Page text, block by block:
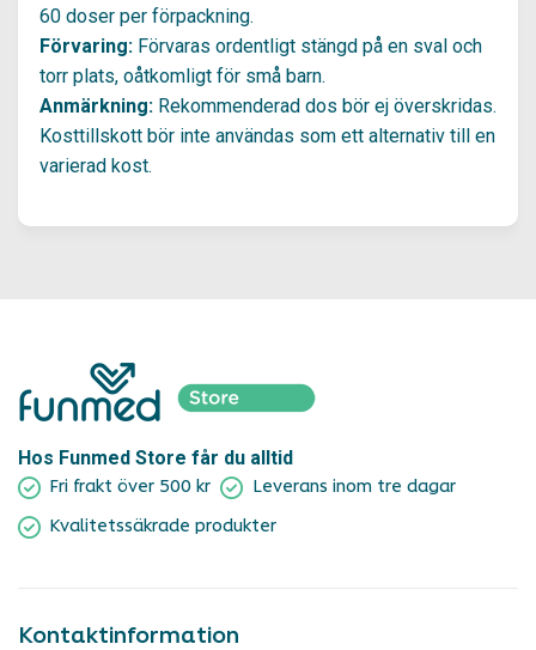
60 doser per förpackning.
Förvaring:Förvaras ordentligt stängd på en sval och
torr plats, oåtkomligt för små barn.
Anmärkning:Rekommenderad dos bör ej överskridas.
Kosttillskott bör inte användas som ett alternativ till en
varierad kost.
Hos Funmed Store får du alltid
Fri frakt över 500 kr Leverans inom tre dagar
Kvalitetssäkrade produkter
Kontaktinformation